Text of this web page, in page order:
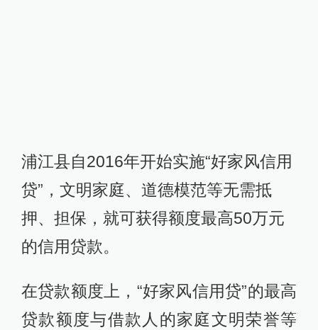
浦江县自2016年开始实施“好家风信用
贷”，文明家庭、道德模范等无需抵
押、担保，就可获得额度最高50万元
的信用贷款。
在贷款额度上，“好家风信用贷”的最高
贷款额度与借款人的家庭文明荣誉等